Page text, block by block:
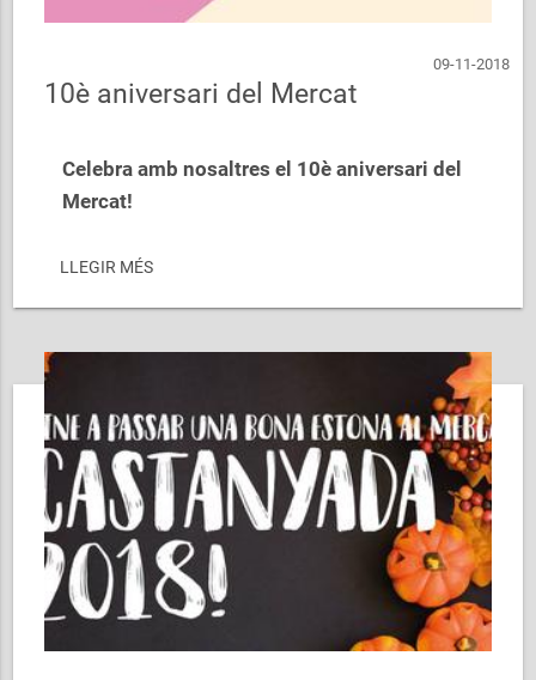
09-11-2018
10è aniversari del Mercat
Celebra amb nosaltres el 10è aniversari del
Mercat!
Divertits i didàctics tallers per als nens i nenes
d'Abrera.
LLEGIR MÉS